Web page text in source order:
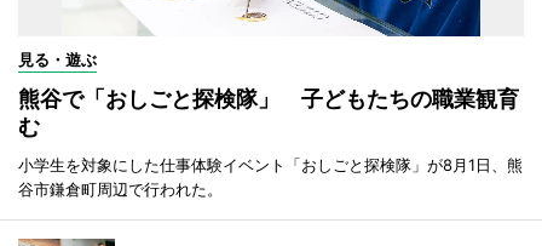
見る・遊ぶ
熊谷で「おしごと探検隊」 子どもたちの職業観育
む
小学生を対象にした仕事体験イベント「おしごと探検隊」が8月1日、熊
谷市鎌倉町周辺で行われた。